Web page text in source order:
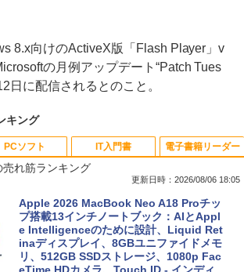
8.x向けのActiveX版「Flash Player」v
の月例アップデート“Patch Tues
日に配信されるとのこと。
キング
れ筋ランキング
更新日時：2026/08/06 18:05
Apple 2026 MacBook Neo A18 Proチッ
プ搭載13インチノートブック：AIとAppl
e Intelligenceのために設計、Liquid Ret
inaディスプレイ、8GBユニファイドメモ
リ、512GB SSDストレージ、1080p Fac
PCソフト IT入門書 電子書籍リーダー